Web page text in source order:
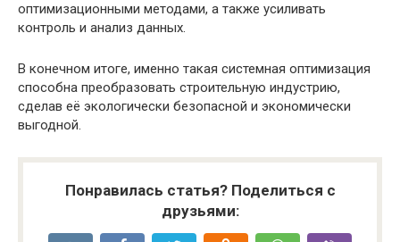
оптимизационными методами, а также усиливать
контроль и анализ данных.
В конечном итоге, именно такая системная оптимизация
способна преобразовать строительную индустрию,
сделав её экологически безопасной и экономически
выгодной.
Понравилась статья? Поделиться с
друзьями: